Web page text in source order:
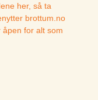
her, så ta
brottum.no
for alt som